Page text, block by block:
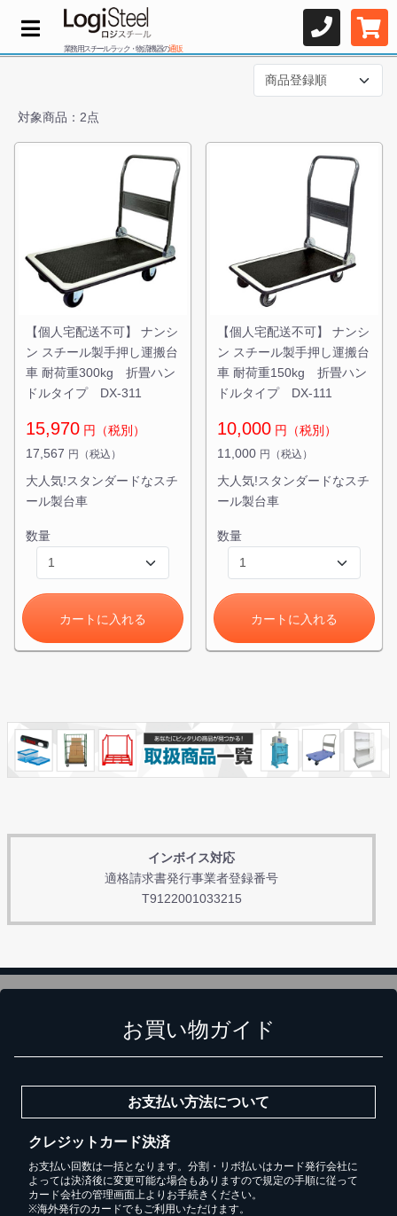
業務用スチールラック・物流機器の通販
インボイス対応
適格請求書発行事業者登録番号
T9122001033215
対象商品：2点
【個人宅配送不可】 ナンシ
ン スチール製手押し運搬台
車 耐荷重300kg 折畳ハン
ドルタイプ DX-311
15,970 円（税別）
17,567 円（税込）
大人気!スタンダードなスチ
ール製台車
数量
カートに入れる
【個人宅配送不可】 ナンシ
ン スチール製手押し運搬台
車 耐荷重150kg 折畳ハン
ドルタイプ DX-111
10,000 円（税別）
11,000 円（税込）
大人気!スタンダードなスチ
ール製台車
数量
カートに入れる
お買い物ガイド
お支払い方法について
クレジットカード決済
お支払い回数は一括となります。分割・リボ払いはカード発行会社に
よっては決済後に変更可能な場合もありますので規定の手順に従って
カード会社の管理画面上よりお手続きください。
※海外発行のカードでもご利用いただけます。